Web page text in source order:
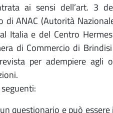
ai sensi dell’art. 3
di ANAC (Autorità
Italia e del Centro
di Commercio di
per adempiere agli
questionario e può